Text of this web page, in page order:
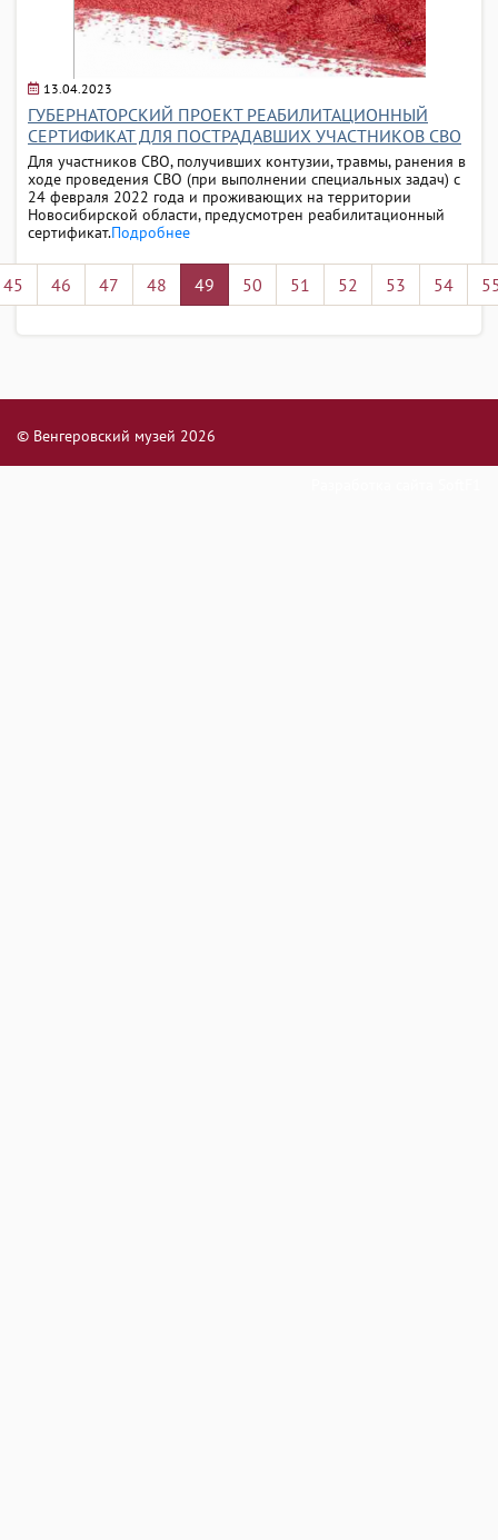
13.04.2023
ГУБЕРНАТОРСКИЙ ПРОЕКТ РЕАБИЛИТАЦИОННЫЙ
СЕРТИФИКАТ ДЛЯ ПОСТРАДАВШИХ УЧАСТНИКОВ СВО
Для участников СВО, получивших контузии, травмы, ранения в
ходе проведения СВО (при выполнении специальных задач) с
24 февраля 2022 года и проживающих на территории
Новосибирской области, предусмотрен реабилитационный
сертификат.Подробнее
45 46 47 48 49 50 51 52 53 54
© Венгеровский музей 2026